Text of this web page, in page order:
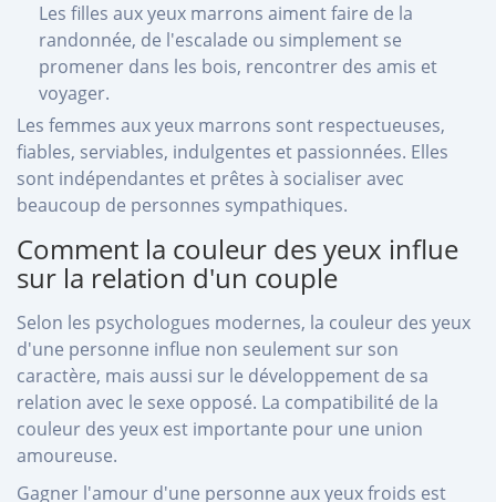
Les filles aux yeux marrons aiment faire de la
randonnée, de l'escalade ou simplement se
promener dans les bois, rencontrer des amis et
voyager.
Les femmes aux yeux marrons sont respectueuses,
fiables, serviables, indulgentes et passionnées. Elles
sont indépendantes et prêtes à socialiser avec
beaucoup de personnes sympathiques.
Comment la couleur des yeux influe
sur la relation d'un couple
Selon les psychologues modernes, la couleur des yeux
d'une personne influe non seulement sur son
caractère, mais aussi sur le développement de sa
relation avec le sexe opposé. La compatibilité de la
couleur des yeux est importante pour une union
amoureuse.
Gagner l'amour d'une personne aux yeux froids est